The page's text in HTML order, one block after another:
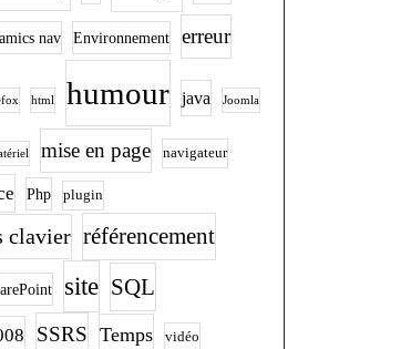
nav Environnement erreur
html humour java Joomla
mise en page navigateur
Php plugin
clavier référencement
site SQL
SSRS Temps vidéo